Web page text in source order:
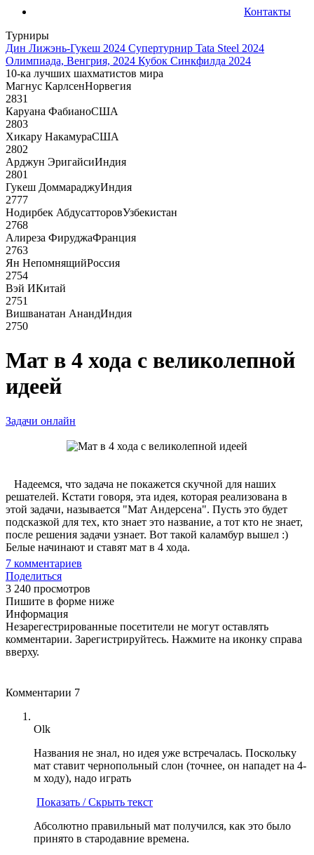
Контакты
Турниры
Дин Лижэнь-Гукеш 2024 Супертурнир Tata Steel 2024
Олимпиада, Венгрия, 2024 Кубок Синкфилда 2024
10-ка лучших шахматистов мира
Магнус КарлсенНорвегия
2831
Каруана ФабианоСША
2803
Хикару НакамураСША
2802
Арджун ЭригайсиИндия
2801
Гукеш ДоммараджуИндия
2777
Нодирбек АбдусатторовУзбекистан
2768
Алиреза ФируджаФранция
2763
Ян НепомнящийРоссия
2754
Вэй ИКитай
2751
Вишванатан АнандИндия
2750
Мат в 4 хода с великолепной
идеей
Задачи онлайн
Надеемся, что задача не покажется скучной для наших
решателей. Кстати говоря, эта идея, которая реализована в
этой задачи, называется "Мат Андерсена". Пусть это будет
подсказкой для тех, кто знает это название, а тот кто не знает,
после решения задачи узнает. Вот такой каламбур вышел :)
Белые начинают и ставят мат в 4 хода.
7 комментариев
Поделиться
3 240 просмотров
Пишите в форме ниже
Информация
Незарегестрированные посетители не могут оставлять
комментарии. Зарегистрируйтесь. Нажмите на иконку справа
вверху.
Комментарии 7
Olk
Названия не знал, но идея уже встречалась. Поскольку
мат ставит чернопольный слон (точнее, он нападет на 4-
м ходу), надо играть
Показать / Скрыть текст
Абсолютно правильный мат получился, как это было
принято в стародавние времена.